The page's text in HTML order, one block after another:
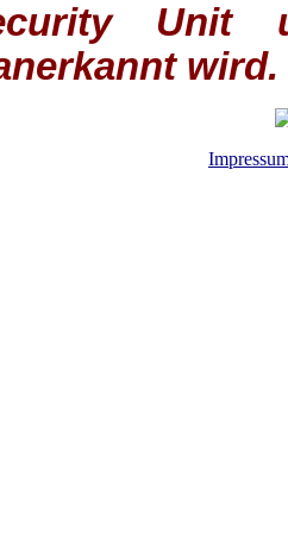
Unit
wird.